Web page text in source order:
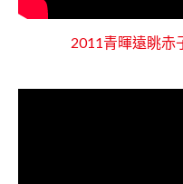
2011青暉遠眺赤